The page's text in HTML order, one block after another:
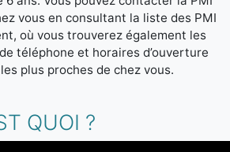
vous en consultant la liste des PMI
où vous trouverez également les
téléphone et horaires d’ouverture
plus proches de chez vous.
QUOI ?